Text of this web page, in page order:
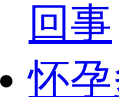
回事
怀